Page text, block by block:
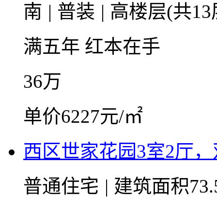
南 | 普装 | 高楼层(共
满五年 红本在手
36万
单价6227元/㎡
西区世家花园3室2厅
普通住宅 | 建筑面积